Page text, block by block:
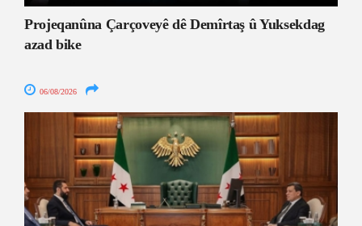
Projeqanûna Çarçoveyê dê Demîrtaş û Yuksekdag
azad bike
06/08/2026